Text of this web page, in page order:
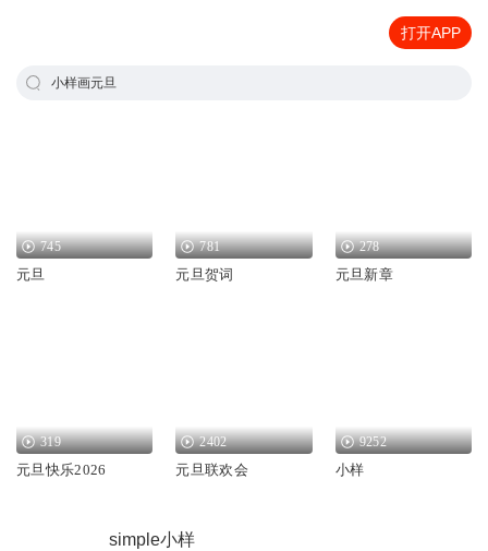
打开APP
小样画元旦
745
元旦
781
元旦贺词
278
元旦新章
319
元旦快乐2026
2402
元旦联欢会
9252
小样
simple小样